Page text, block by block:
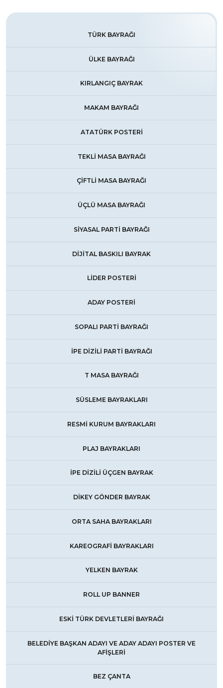
TÜRK BAYRAĞI
ÜLKE BAYRAĞI
KIRLANGIÇ BAYRAK
MAKAM BAYRAĞI
ATATÜRK POSTERİ
TEKLİ MASA BAYRAĞI
ÇİFTLİ MASA BAYRAĞI
ÜÇLÜ MASA BAYRAĞI
SİYASAL PARTİ BAYRAĞI
DİJİTAL BASKILI BAYRAK
LİDER POSTERİ
ADAY POSTERİ
SOPALI PARTİ BAYRAĞI
İPE DİZİLİ PARTİ BAYRAĞI
T MASA BAYRAĞI
SÜSLEME BAYRAKLARI
RESMİ KURUM BAYRAKLARI
PLAJ BAYRAKLARI
İPE DİZİLİ ÜÇGEN BAYRAK
DİKEY GÖNDER BAYRAK
ORTA SAHA BAYRAKLARI
KAREOGRAFİ BAYRAKLARI
YELKEN BAYRAK
ROLL UP BANNER
ESKİ TÜRK DEVLETLERİ BAYRAĞI
BELEDİYE BAŞKAN ADAYI VE ADAY ADAYI POSTER VE
AFİŞLERİ
BEZ ÇANTA